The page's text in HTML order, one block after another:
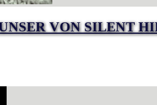
VON SILENT